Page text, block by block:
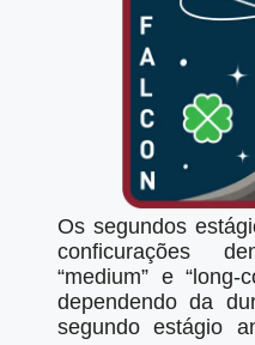
Os segundos
conficurações
“medium” e “long-
dependendo da
segundo estágio